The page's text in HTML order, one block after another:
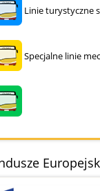
Linie turystyczne
Specjalne linie